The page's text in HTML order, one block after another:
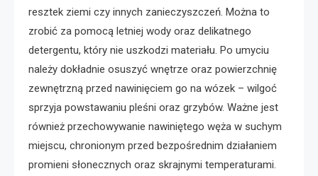
resztek ziemi czy innych zanieczyszczeń. Można to
zrobić za pomocą letniej wody oraz delikatnego
detergentu, który nie uszkodzi materiału. Po umyciu
należy dokładnie osuszyć wnętrze oraz powierzchnię
zewnętrzną przed nawinięciem go na wózek – wilgoć
sprzyja powstawaniu pleśni oraz grzybów. Ważne jest
również przechowywanie nawiniętego węża w suchym
miejscu, chronionym przed bezpośrednim działaniem
promieni słonecznych oraz skrajnymi temperaturami.